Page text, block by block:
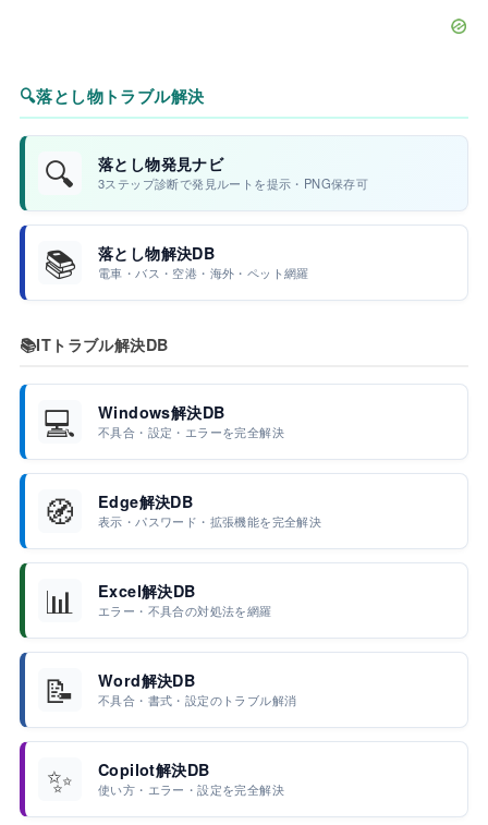
🔍落とし物トラブル解決
🔍 落とし物発見ナビ
3ステップ診断で発見ルートを提示・PNG保存可
📚 落とし物解決DB
電車・バス・空港・海外・ペット網羅
📚ITトラブル解決DB
💻 Windows解決DB
不具合・設定・エラーを完全解決
🧭 Edge解決DB
表示・パスワード・拡張機能を完全解決
📊 Excel解決DB
エラー・不具合の対処法を網羅
📝 Word解決DB
不具合・書式・設定のトラブル解消
✨ Copilot解決DB
使い方・エラー・設定を完全解決